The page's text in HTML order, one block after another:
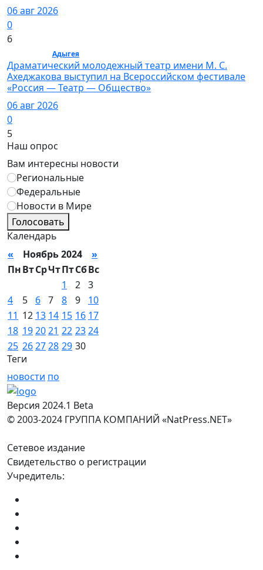
06 авг 2026
0
6
Адыгея/ Культура
Драматический молодежный театр имени М. С.
Ахеджакова выступил на Всероссийском фестивале
«Россия — Театр — Общество»
06 авг 2026
0
5
Наш опрос
Вам интересны новости
Региональные
Федеральные
Новости в Мире
Голосовать
Календарь
« Ноябрь 2024 »
ПнВтСрЧтПтСбВс
1
2 3
4
5 6 7 8 9
10
11 12 13 14 15 16 17
18 192021 22 2324
25 262728 29 30
Теги
новости по
Версия 2024.1 Beta
© 2003-2024 ГРУППА КОМПАНИЙ «NatPress.NET»
Сетевое издание
Свидетельство о регистрации
Учредитель: